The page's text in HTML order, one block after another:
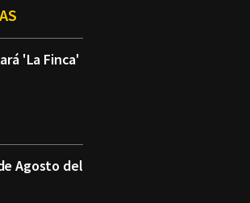
'La Finca'
Agosto del